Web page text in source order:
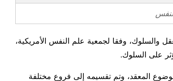
والسلوك، وفقا لجمعية علم النفس الأمريكية،
على السلوك.
المعقد، وتم تقسيمه إلى فروع مختلفة